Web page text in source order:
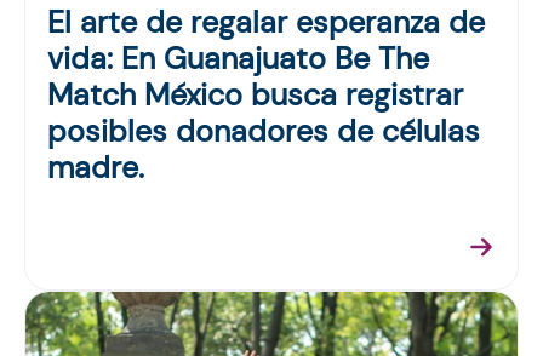
El arte de regalar esperanza de
vida: En Guanajuato Be The
Match México busca registrar
posibles donadores de células
madre.